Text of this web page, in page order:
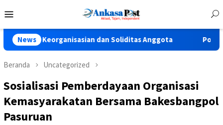
ke
Mobile
Newsdan Soliditas Anggota Polres Pasuruan
Beranda Uncategorized
Sosialisasi Pemberdayaan Organisasi
Kemasyarakatan Bersama Bakesbangpol
Pasuruan